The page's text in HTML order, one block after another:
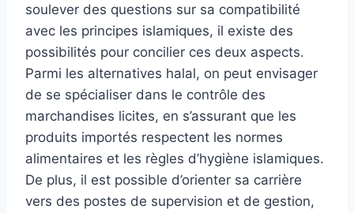
soulever des questions sur sa compatibilité
avec les principes islamiques, il existe des
possibilités pour concilier ces deux aspects.
Parmi les alternatives halal, on peut envisager
de se spécialiser dans le contrôle des
marchandises licites, en s’assurant que les
produits importés respectent les normes
alimentaires et les règles d’hygiène islamiques.
De plus, il est possible d’orienter sa carrière
vers des postes de supervision et de gestion,